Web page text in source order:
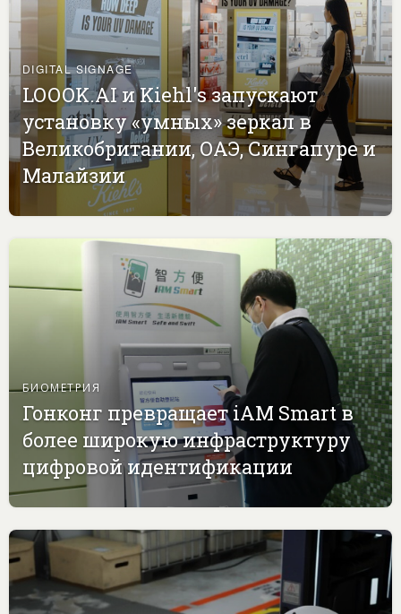
DIGITAL SIGNAGE
LOOOK.AI и Kiehl's запускают
установку «умных» зеркал в
Великобритании, ОАЭ, Сингапуре и
Малайзии
БИОМЕТРИЯ
Гонконг превращает iAM Smart в
более широкую инфраструктуру
цифровой идентификации